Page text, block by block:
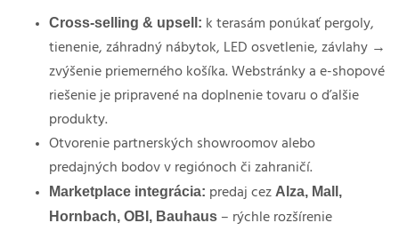
Cross-selling & upsell: k terasám ponúkať pergoly,
tienenie, záhradný nábytok, LED osvetlenie, závlahy →
zvýšenie priemerného košíka. Webstránky a e-shopové
riešenie je pripravené na doplnenie tovaru o ďalšie
produkty.
Otvorenie partnerských showroomov alebo
predajných bodov v regiónoch či zahraničí.
Marketplace integrácia: predaj cez Alza, Mall,
Hornbach, OBI, Bauhaus – rýchle rozšírenie